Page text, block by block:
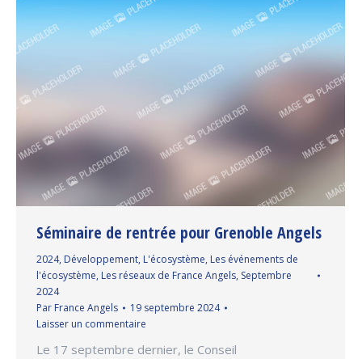
Séminaire de rentrée pour Grenoble Angels
2024, Développement, L'écosystème, Les événements de
l'écosystème, Les réseaux de France Angels, Septembre
2024
Par France Angels
19 septembre 2024
Laisser un commentaire
Le 17 septembre dernier, le Conseil